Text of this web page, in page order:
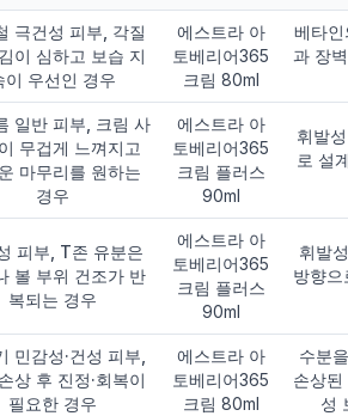
극건성 피부, 각질
이 심하고 보습 지
이 우선인 경우
에스트라 아
토베리어365
크림 80ml
베타
과 장
일반 피부, 크림 사
무겁게 느껴지고
마무리를 원하는
경우
에스트라 아
토베리어365
크림 플러스
90ml
휘발
로 설
피부, T존 유분은
볼 부위 건조가 반
복되는 경우
에스트라 아
토베리어365
크림 플러스
90ml
휘발
방향
민감성·건성 피부,
상 후 진정·회복이
필요한 경우
에스트라 아
토베리어365
크림 80ml
수분
손상
성